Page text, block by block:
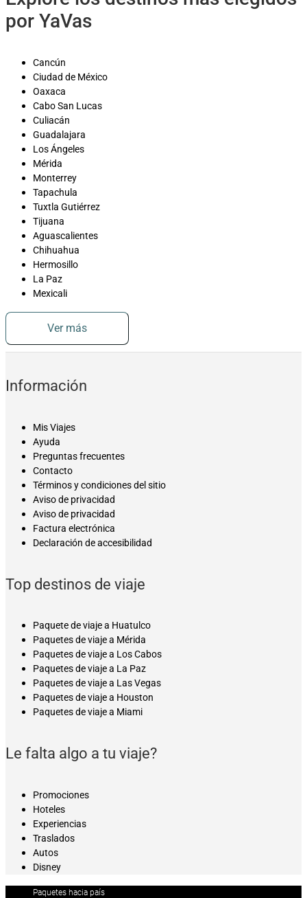
por YaVas
Cancún
Ciudad de México
Oaxaca
Cabo San Lucas
Culiacán
Guadalajara
Los Ángeles
Mérida
Monterrey
Tapachula
Tuxtla Gutiérrez
Tijuana
Aguascalientes
Chihuahua
Hermosillo
La Paz
Mexicali
Ver más
Información
Mis Viajes
Ayuda
Preguntas frecuentes
Contacto
Términos y condiciones del sitio
Aviso de privacidad
Aviso de privacidad
Factura electrónica
Declaración de accesibilidad
Top destinos de viaje
Paquete de viaje a Huatulco
Paquetes de viaje a Mérida
Paquetes de viaje a Los Cabos
Paquetes de viaje a La Paz
Paquetes de viaje a Las Vegas
Paquetes de viaje a Houston
Paquetes de viaje a Miami
Le falta algo a tu viaje?
Promociones
Hoteles
Experiencias
Traslados
Autos
Disney
Paquetes hacia país